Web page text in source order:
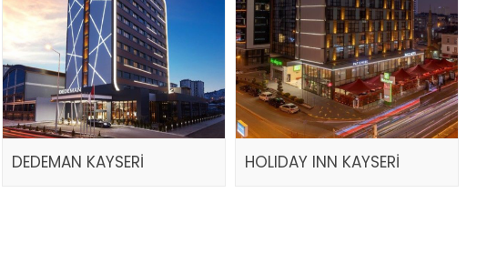
DEDEMAN KAYSERİ HOLIDAY INN KAYSERİ